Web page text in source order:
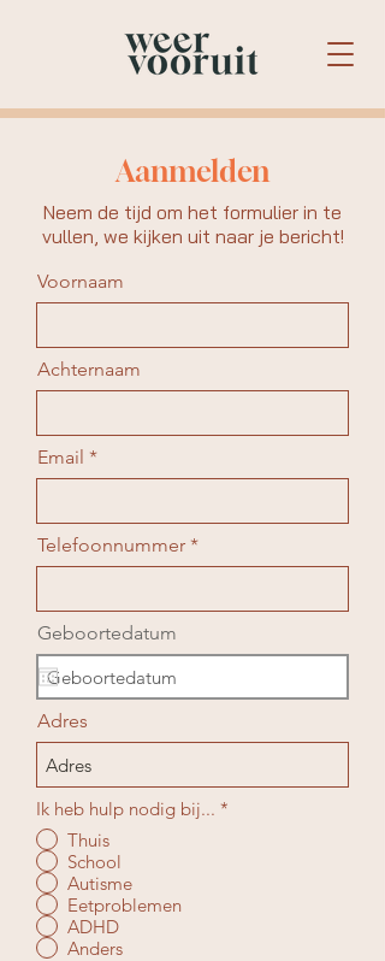
Aanmelden
Neem de tijd om het formulier in te
vullen, we kijken uit naar je bericht!
Voornaam
Achternaam
Email
Telefoonnummer *
Geboortedatum
Adres
Ik heb hulp nodig bij... *
Thuis
School
Autisme
Eetproblemen
ADHD
Anders